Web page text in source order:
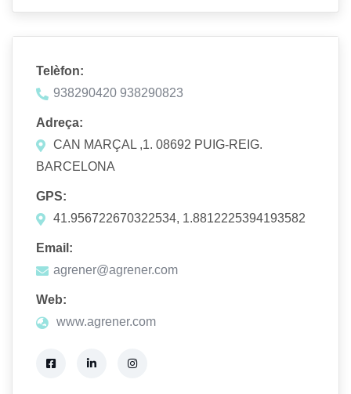
Telèfon:
938290420 938290823
Adreça:
CAN MARÇAL ,1. 08692 PUIG-REIG.
BARCELONA
GPS:
41.956722670322534, 1.8812225394193582
Email:
agrener@agrener.com
Web:
www.agrener.com